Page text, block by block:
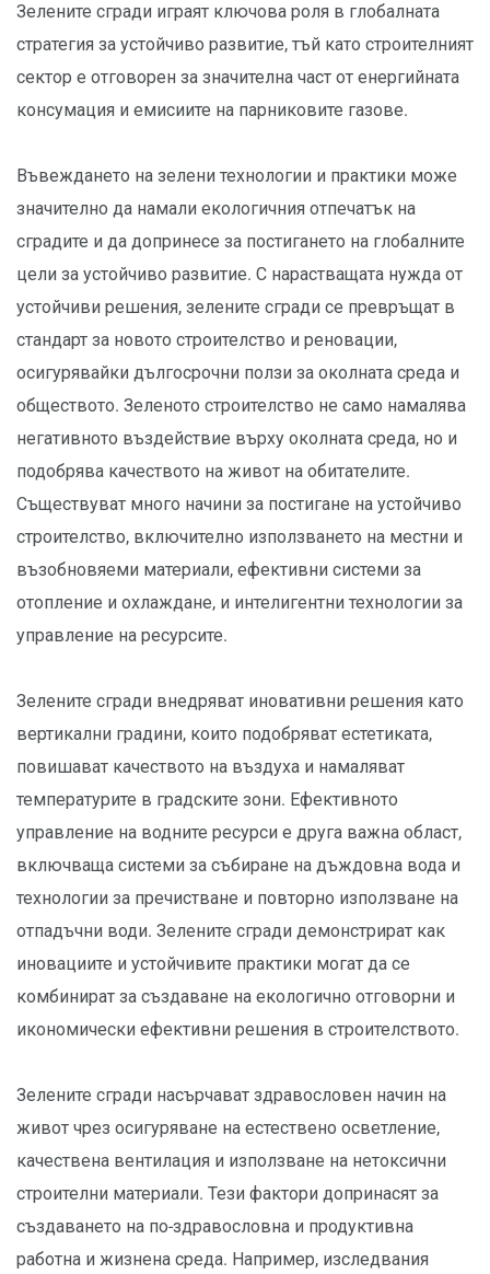
Зелените сгради играят ключова роля в глобалната
стратегия за устойчиво развитие, тъй като строителният
сектор е отговорен за значителна част от енергийната
консумация и емисиите на парниковите газове.
Въвеждането на зелени технологии и практики може
значително да намали екологичния отпечатък на
сградите и да допринесе за постигането на глобалните
цели за устойчиво развитие. С нарастващата нужда от
устойчиви решения, зелените сгради се превръщат в
стандарт за новото строителство и реновации,
осигурявайки дългосрочни ползи за околната среда и
обществото. Зеленото строителство не само намалява
негативното въздействие върху околната среда, но и
подобрява качеството на живот на обитателите.
Съществуват много начини за постигане на устойчиво
строителство, включително използването на местни и
възобновяеми материали, ефективни системи за
отопление и охлаждане, и интелигентни технологии за
управление на ресурсите.
Зелените сгради внедряват иновативни решения като
вертикални градини, които подобряват естетиката,
повишават качеството на въздуха и намаляват
температурите в градските зони. Ефективното
управление на водните ресурси е друга важна област,
включваща системи за събиране на дъждовна вода и
технологии за пречистване и повторно използване на
отпадъчни води. Зелените сгради демонстрират как
иновациите и устойчивите практики могат да се
комбинират за създаване на екологично отговорни и
икономически ефективни решения в строителството.
Зелените сгради насърчават здравословен начин на
живот чрез осигуряване на естествено осветление,
качествена вентилация и използване на нетоксични
строителни материали. Тези фактори допринасят за
създаването на по-здравословна и продуктивна
работна и жизнена среда. Например, изследвания